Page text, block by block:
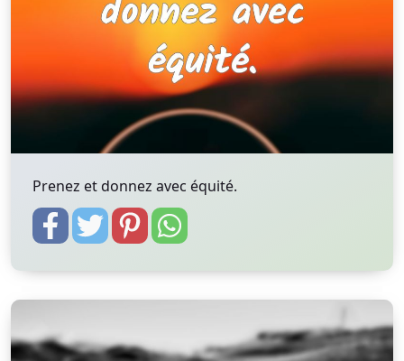
Prenez et donnez avec équité.